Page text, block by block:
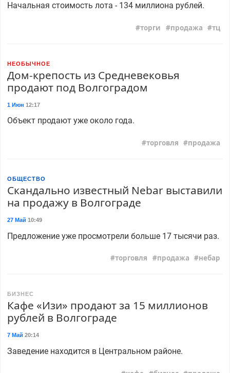
Начальная стоимость лота - 134 миллиона рублей.
торги продажа тц
НЕОБЫЧНОЕ
Дом-крепость из Средневековья
продают под Волгоградом
1 Июн 12:17
Объект продают уже около года.
торговля продажа
ОБЩЕСТВО
Скандально известный Nebar выставили
на продажу в Волгограде
27 Май 10:49
Предложение уже просмотрели больше 17 тысячи раз.
торговля продажа небар
БИЗНЕС
Кафе «Изи» продают за 15 миллионов
рублей в Волгограде
7 Май 20:14
Заведение находится в Центральном районе.